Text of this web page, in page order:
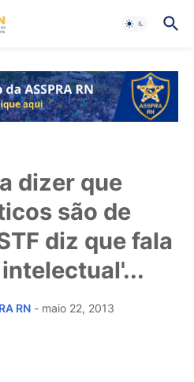
dizer que
são de
diz que fala
RN - maio 22, 2013